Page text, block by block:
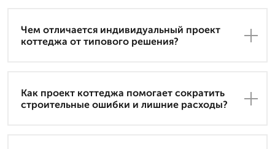
Чем отличается индивидуальный проект
коттеджа от типового решения?
Как проект коттеджа помогает сократить
строительные ошибки и лишние расходы?